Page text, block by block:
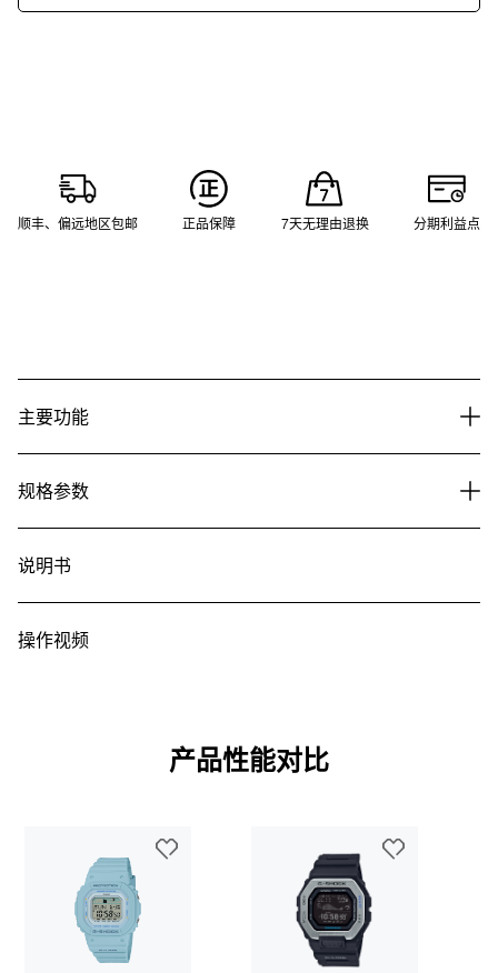
顺丰、偏远地区包邮 正品保障 7天无理由退换 分期利益点
主要功能
规格参数
说明书
操作视频
产品性能对比